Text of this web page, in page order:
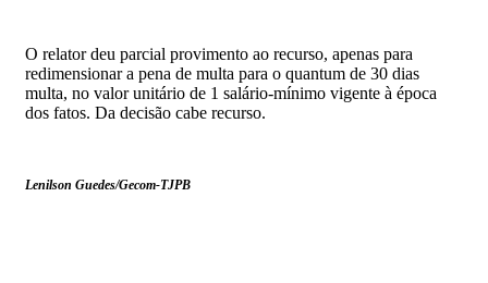
O relator deu parcial provimento ao recurso, apenas para
redimensionar a pena de multa para o quantum de 30 dias
multa, no valor unitário de 1 salário-mínimo vigente à época
dos fatos. Da decisão cabe recurso.
Lenilson Guedes/Gecom-TJPB